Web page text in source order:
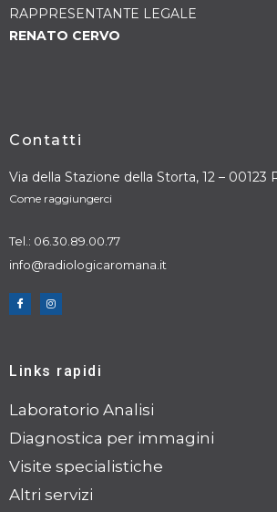
RAPPRESENTANTE LEGALE
RENATO CERVO
Contatti
Via della Stazione della Storta, 12 – 00123
Come raggiungerci
Tel.: 06.30.89.00.77
info@radiologicaromana.it
Links rapidi
Laboratorio Analisi
Diagnostica per immagini
Visite specialistiche
Altri servizi